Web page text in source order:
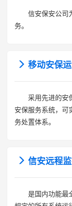
信安保安公司为
务。
移动安保
采用先进的安保
安保服务系统，可
务处置体系。
信安远程
是国内功能最全